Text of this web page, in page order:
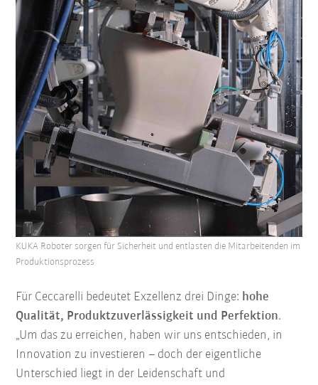
Für Ceccarelli bedeutet Exzellenz drei Dinge: hohe
Qualität, Produktzuverlässigkeit und Perfektion.
„Um das zu erreichen, haben wir uns entschieden, in
Innovation zu investieren – doch der eigentliche
Unterschied liegt in der Leidenschaft und
KUKA Roboter sorgen für Sicherheit und entlasten die Mitarbeitenden im
Produktionsprozess